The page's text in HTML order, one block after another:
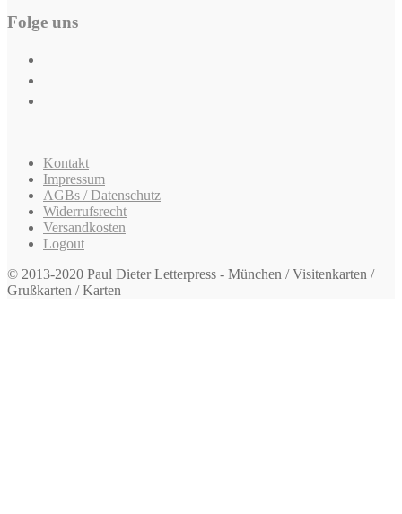
Folge uns
Kontakt
Impressum
AGBs / Datenschutz
Widerrufsrecht
Versandkosten
Logout
© 2013-2020 Paul Dieter Letterpress - München / Visitenkarten /
Grußkarten / Karten